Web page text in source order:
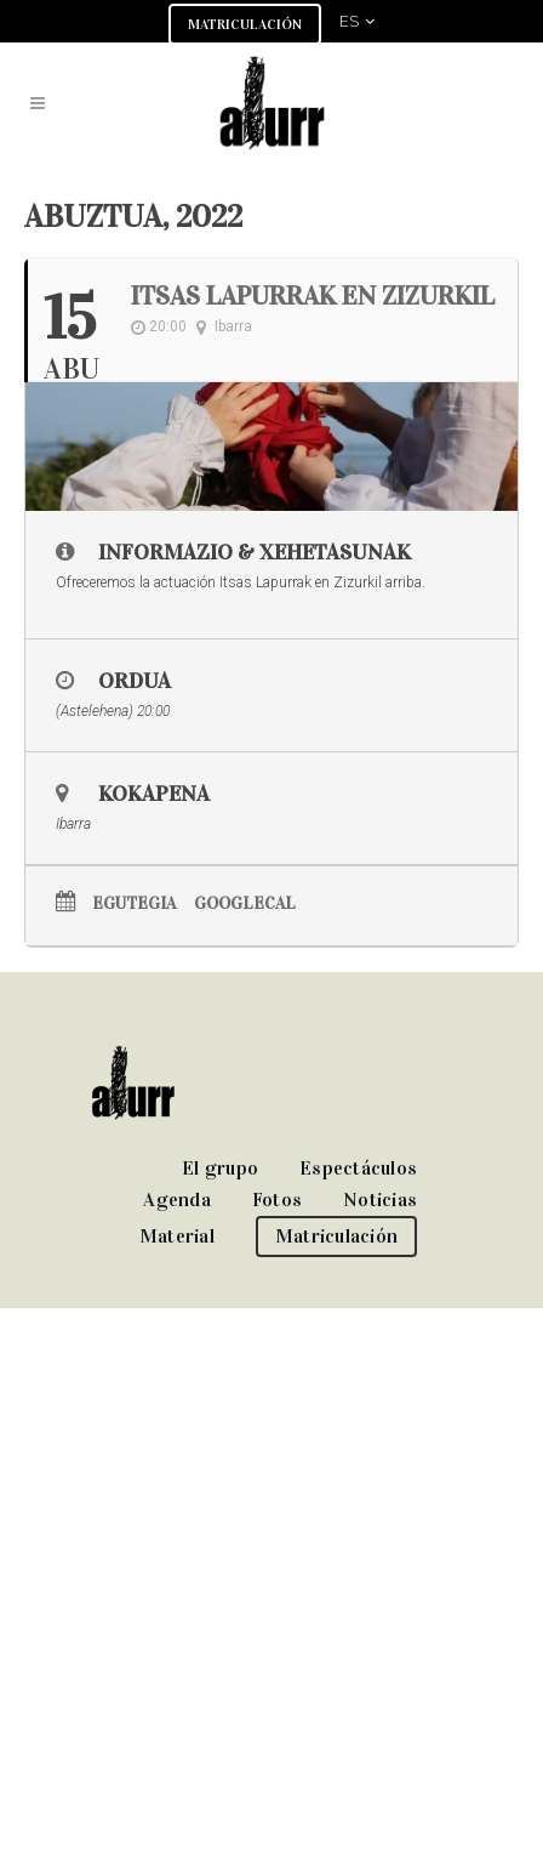
MATRICULACIÓN ES
ABUZTUA, 2022
15
ABU
ITSAS LAPURRAK EN ZIZURKIL
20:00 Ibarra
INFORMAZIO & XEHETASUNAK
Ofreceremos la actuación Itsas Lapurrak en Zizurkil arriba.
ORDUA
(Astelehena) 20:00
KOKAPENA
Ibarra
EGUTEGIA GOOGLECAL
El grupo
Espectáculos
Agenda
Fotos
Noticias
Material
Matriculación